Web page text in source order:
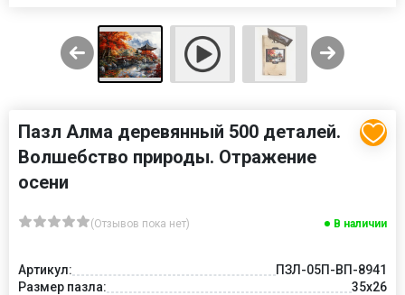
Пазл Алма деревянный 500 деталей.
Волшебство природы. Отражение
осени
(Отзывов пока нет) В наличии
Артикул:
ПЗЛ-05П-ВП-8941
Размер пазла:
35х26